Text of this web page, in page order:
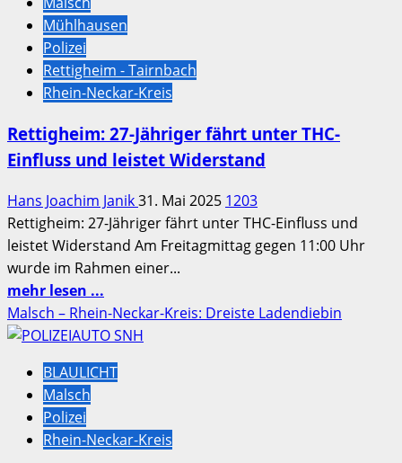
eröffnet
Wichtige
Bereicherung
die
Gemeinde
Mühlhausen
Polizei
Rettigheim - Tairnbach
Rhein-Neckar-Kreis
Rettigheim: 27-Jähriger fährt unter THC-
Einfluss und leistet Widerstand
Hans Joachim Janik31. Mai 2025 1203
Rettigheim: 27-Jähriger fährt unter THC-Einfluss und
leistet Widerstand Am Freitagmittag gegen 11:00 Uhr
wurde im Rahmen einer...
mehr lesen ...
Informationen
über
27-
unter
Malsch – Rhein-Neckar-Kreis: Dreiste Ladendiebin
BLAULICHT
Malsch
Polizei
Rhein-Neckar-Kreis